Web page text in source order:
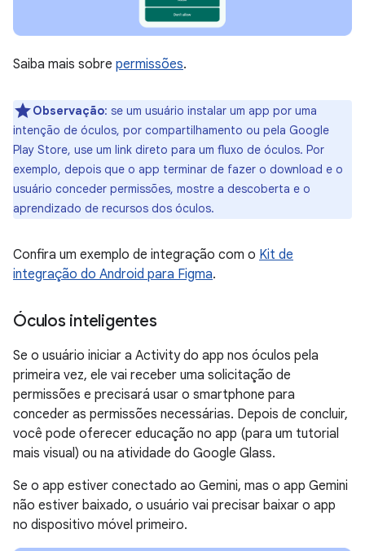
Saiba mais sobre permissões.
Observação: se um usuário instalar um app por uma
intenção de óculos, por compartilhamento ou pela Google
Play Store, use um link direto para um fluxo de óculos. Por
exemplo, depois que o app terminar de fazer o download e o
usuário conceder permissões, mostre a descoberta e o
aprendizado de recursos dos óculos.
Confira um exemplo de integração com o Kit de
integração do Android para Figma.
Óculos inteligentes
Se o usuário iniciar a Activity do app nos óculos pela
primeira vez, ele vai receber uma solicitação de
permissões e precisará usar o smartphone para
conceder as permissões necessárias. Depois de concluir,
você pode oferecer educação no app (para um tutorial
mais visual) ou na atividade do Google Glass.
Se o app estiver conectado ao Gemini, mas o app Gemini
não estiver baixado, o usuário vai precisar baixar o app
no dispositivo móvel primeiro.